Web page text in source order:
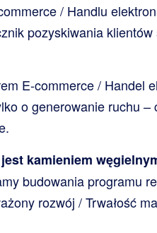
/ Handlu
pozyskiwania
E-commerce / Handel
o generowanie ruchu
kamieniem
budowania programu
rozwój / Trwałość